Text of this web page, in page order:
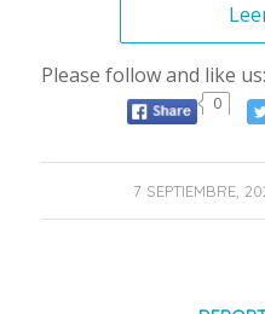
Please follow and like us:
0
7 SEPTIEMBRE,
/